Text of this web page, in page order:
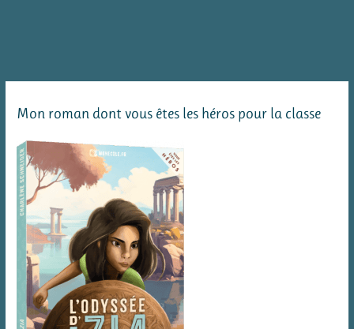
Mon roman dont vous êtes les héros pour la classe